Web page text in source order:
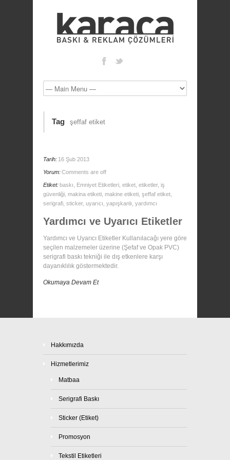
Tag şeffaf etiket
Tarih: 16 Şub 2013
Yorum:Comments are off
Etiket:baskı Emniyet Etiketleri etiket etiketler, iş
güvenliği makina etiketi makine etiketi şeffaf etiket
serigrafi sticker, uyarıcı yapışkanlı yardımcı
Yardımcı ve Uyarıcı Etiketler
Yardımcı ve Uyarıcı Etiketler Kullanılacağı yere göre
seçilen malzemeler üzerine (Şefaf ve Opak PVC)
serigrafi baskı tekniği ile dış etkenlere karşı
dayanıklılık göstermektedir.
Okumaya Devam Et
Hakkımızda
Hizmetlerimiz
Matbaa
Serigrafi Baskı
Sticker (Etiket)
Promosyon
Tekstil Etiketleri